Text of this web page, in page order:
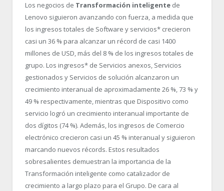
Los negocios de Transformación inteligente de
Lenovo siguieron avanzando con fuerza, a medida que
los ingresos totales de Software y servicios* crecieron
casi un 36 % para alcanzar un récord de casi 1400
millones de USD, más del 8 % de los ingresos totales de
grupo. Los ingresos* de Servicios anexos, Servicios
gestionados y Servicios de solución alcanzaron un
crecimiento interanual de aproximadamente 26 %, 73 % y
49 % respectivamente, mientras que Dispositivo como
servicio logró un crecimiento interanual importante de
dos dígitos (74 %). Además, los ingresos de Comercio
electrónico crecieron casi un 45 % interanual y siguieron
marcando nuevos récords. Estos resultados
sobresalientes demuestran la importancia de la
Transformación inteligente como catalizador de
crecimiento a largo plazo para el Grupo. De cara al